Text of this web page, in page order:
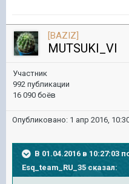
[BAZIZ]
MUTSUKI_VI
Участник
992 публикации
16 090 боёв
Опубликовано: 1 апр 2016,
В 01.04.2016 в 10:27:03
Esq_team_RU_35 сказал: